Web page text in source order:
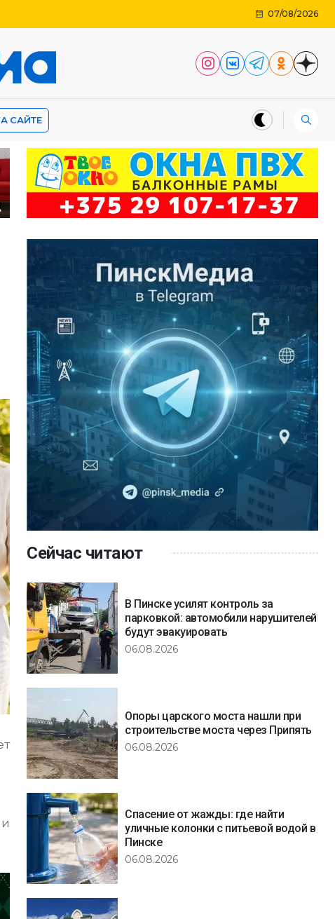
07/08/2026
САЙТЕ
Сейчас читают
В Пинске усилят контроль за
парковкой: автомобили нарушителей
будут эвакуировать
06.08.2026
Опоры царского моста нашли при
строительстве моста через Припять
06.08.2026
Спасение от жажды: где найти
уличные колонки с питьевой водой в
Пинске
06.08.2026